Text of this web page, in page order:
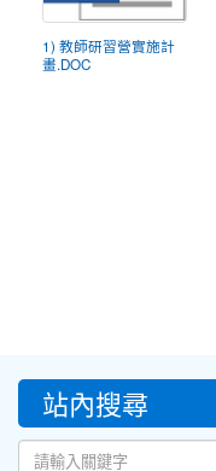
1) 教師研習營實施計
畫.DOC
::: 站內搜尋